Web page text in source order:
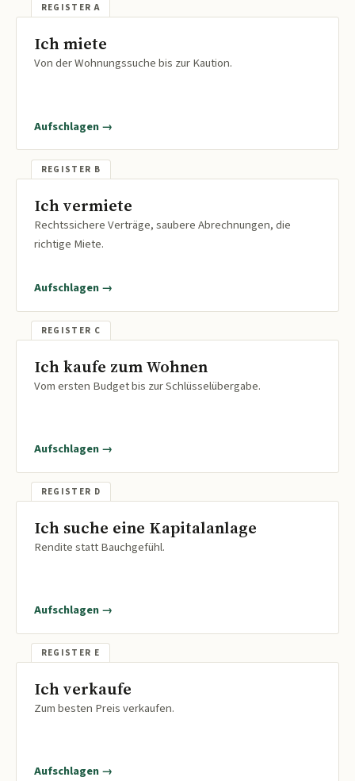
Ich miete
Von der Wohnungssuche bis zur Kaution.
Aufschlagen →
Ich vermiete
Rechtssichere Verträge, saubere Abrechnungen, die
richtige Miete.
Aufschlagen →
Ich kaufe zum Wohnen
Vom ersten Budget bis zur Schlüsselübergabe.
Aufschlagen →
Ich suche eine Kapitalanlage
Rendite statt Bauchgefühl.
Aufschlagen →
Ich verkaufe
Zum besten Preis verkaufen.
Aufschlagen →